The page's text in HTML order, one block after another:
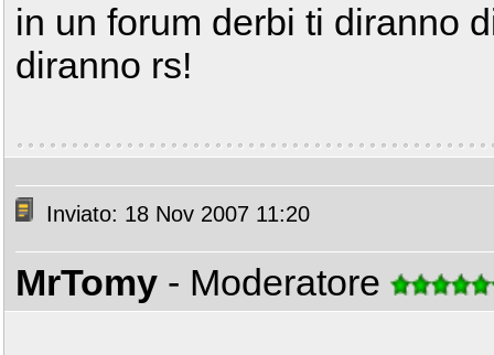
in un forum derbi ti diranno
diranno rs!
Inviato: 18 Nov 2007 11:20
MrTomy - Moderatore